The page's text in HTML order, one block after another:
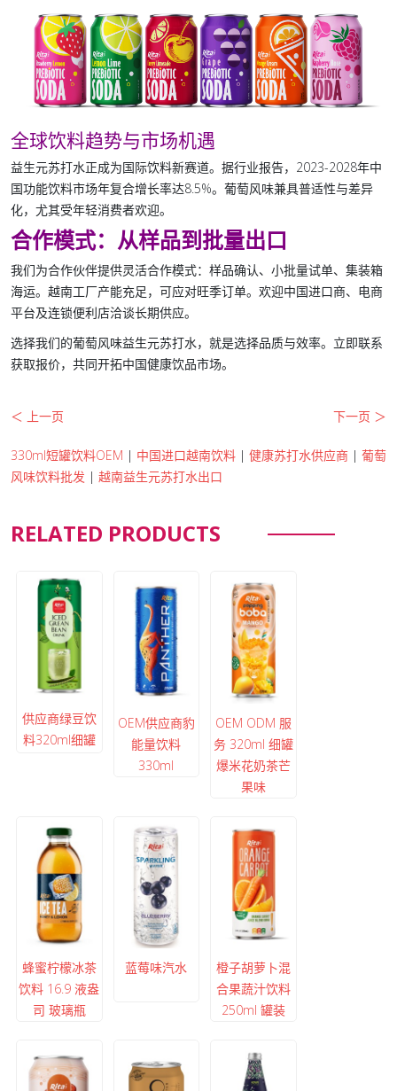
全球饮料趋势与市场机遇
益生元苏打水正成为国际饮料新赛道。据行业报告，2023-2028年中
国功能饮料市场年复合增长率达8.5%。葡萄风味兼具普适性与差异
化，尤其受年轻消费者欢迎。
合作模式：从样品到批量出口
我们为合作伙伴提供灵活合作模式：样品确认、小批量试单、集装箱
海运。越南工厂产能充足，可应对旺季订单。欢迎中国进口商、电商
平台及连锁便利店洽谈长期供应。
选择我们的葡萄风味益生元苏打水，就是选择品质与效率。立即联系
获取报价，共同开拓中国健康饮品市场。
＜ 上一页 下一页 ＞
330ml短罐饮料OEM | 中国进口越南饮料 | 健康苏打水供应商 | 葡萄
风味饮料批发 | 越南益生元苏打水出口
RELATED PRODUCTS
供应商绿豆饮
料320ml细罐
OEM供应商豹
能量饮料
330ml
OEM ODM 服
务 320ml 细罐
爆米花奶茶芒
果味
蜂蜜柠檬冰茶
饮料 16.9 液盎
司 玻璃瓶
蓝莓味汽水
橙子胡萝卜混
合果蔬汁饮料
250ml 罐装